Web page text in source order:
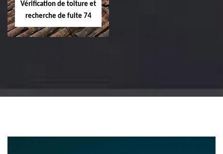
Vérification de toiture et
recherche de fuite 74